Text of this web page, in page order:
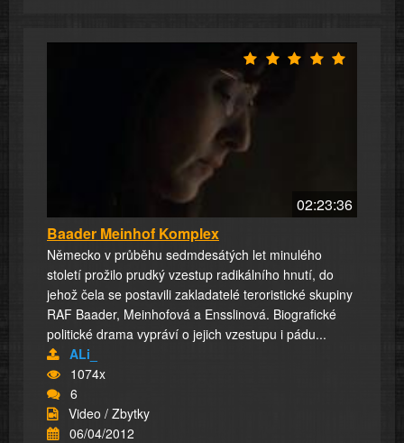
02:23:36
Baader Meinhof Komplex
Německo v průběhu sedmdesátých let minulého
století prožilo prudký vzestup radikálního hnutí, do
jehož čela se postavili zakladatelé teroristické skupiny
RAF Baader, Meinhofová a Ensslinová. Biografické
politické drama vypráví o jejich vzestupu i pádu...
ALi_
1074x
6
Video / Zbytky
06/04/2012